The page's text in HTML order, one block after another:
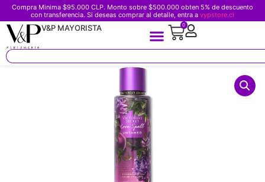
Compra Minima $95.000 CLP. Monto sobre $500.000 obten 5% de descuento
con transferencia. Si deseas comprar al detalle, entra a vypstore.cl
V&P MAYORISTA 0